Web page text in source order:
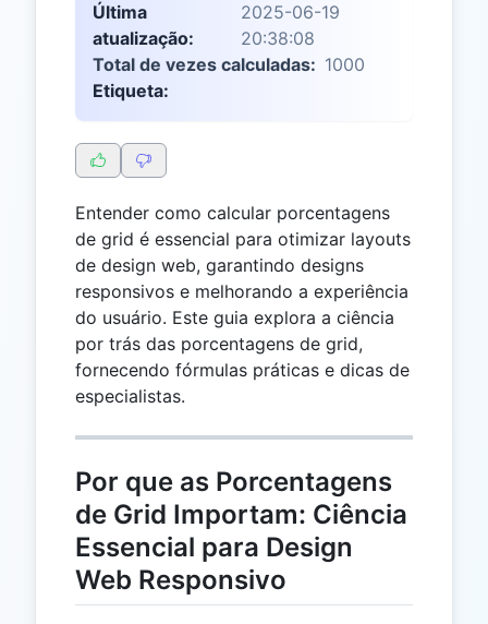
Última
atualização:
2025-06-19
20:38:08
Total de vezes calculadas: 1000
Etiqueta:
Entender como calcular porcentagens
de grid é essencial para otimizar layouts
de design web, garantindo designs
responsivos e melhorando a experiência
do usuário. Este guia explora a ciência
por trás das porcentagens de grid,
fornecendo fórmulas práticas e dicas de
especialistas.
Por que as Porcentagens
de Grid Importam: Ciência
Essencial para Design
Web Responsivo